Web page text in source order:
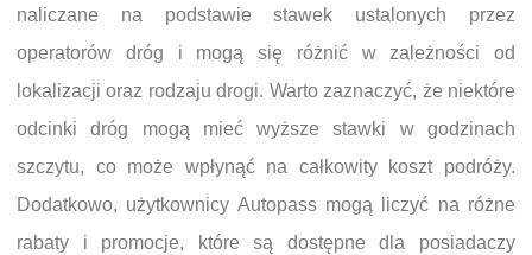
naliczane na podstawie stawek ustalonych przez
operatorów dróg i mogą się różnić w zależności od
lokalizacji oraz rodzaju drogi. Warto zaznaczyć, że niektóre
odcinki dróg mogą mieć wyższe stawki w godzinach
szczytu, co może wpłynąć na całkowity koszt podróży.
Dodatkowo, użytkownicy Autopass mogą liczyć na różne
rabaty i promocje, które są dostępne dla posiadaczy